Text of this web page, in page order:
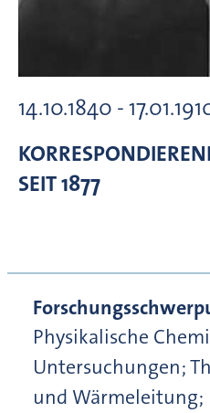
14.10.1840 -
SEIT 1877
Physikalische
Untersuchungen;
und Wärmeleitung;